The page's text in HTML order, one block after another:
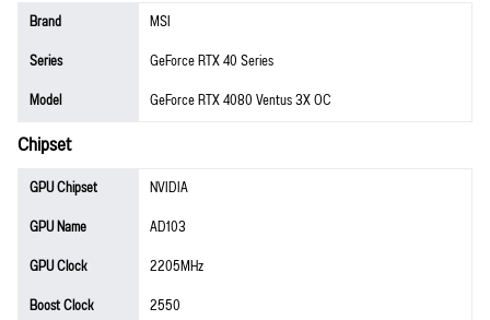
Brand
MSI
Series
GeForce RTX 40 Series
Model
GeForce RTX 4080 Ventus 3X OC
Chipset
GPU Chipset
NVIDIA
GPU Name
AD103
GPU Clock
2205MHz
Boost Clock
2550